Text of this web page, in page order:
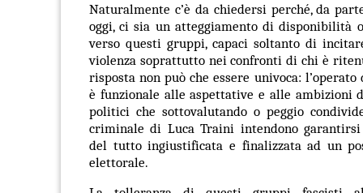
Naturalmente c’è da chiedersi perché, da
oggi, ci sia un atteggiamento di disponibilità
verso questi gruppi, capaci soltanto di
violenza soprattutto nei confronti di chi è
risposta non può che essere univoca:
è funzionale alle aspettative e alle ambizioni
politici che sottovalutando o peggio
criminale di Luca Traini intendono
del tutto ingiustificata e finalizzata ad un
elettorale.